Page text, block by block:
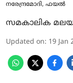
നരേന്ദ്രമോദി, ഫയല്‍
സമകാലിക
Updated on: 19 Jan